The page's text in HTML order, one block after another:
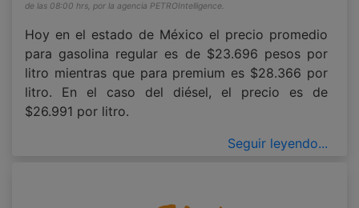
de las 08:00 hrs, por la agencia PETROIntelligence.
Hoy en el estado de México el precio promedio
para gasolina regular es de $23.696 pesos por
litro mientras que para premium es $28.366 por
litro. En el caso del diésel, el precio es de
$26.991 por litro.
Seguir leyendo...